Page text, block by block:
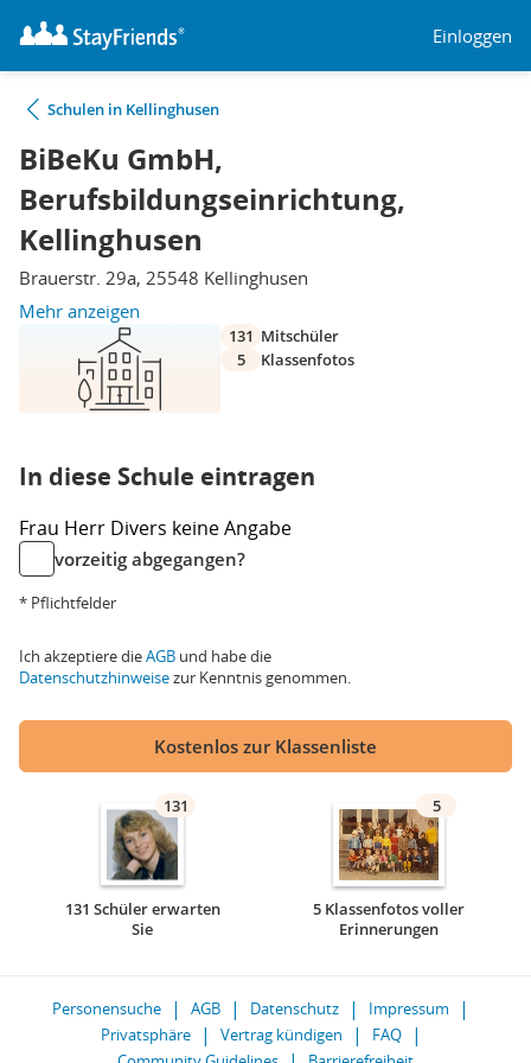
Einloggen
Schulen in Kellinghusen
BiBeKu GmbH,
Berufsbildungseinrichtung,
Kellinghusen
Brauerstr. 29a, 25548 Kellinghusen
Mehr anzeigen
131 Mitschüler
5
Klassenfotos
In diese Schule eintragen
Frau Herr Divers keine Angabe
vorzeitig abgegangen?
* Pflichtfelder
Ich akzeptiere dieAGB und habe die
Datenschutzhinweisezur Kenntnis genommen.
Kostenlos zur Klassenliste
131
131 Schüler erwarten
Sie
5
5 Klassenfotos voller
Erinnerungen
Personensuche AGB Datenschutz
Impressum
Privatsphäre
Vertrag kündigen
FAQ